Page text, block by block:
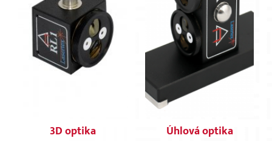
3D optika Úhlová optika